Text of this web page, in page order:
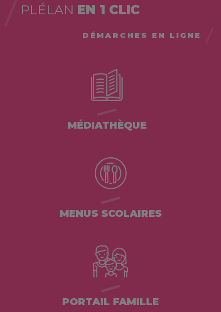
PLÉLAN EN 1 CLIC
DÉMARCHES EN LIGNE
MÉDIATHÈQUE
MENUS SCOLAIRES
PORTAIL FAMILLE